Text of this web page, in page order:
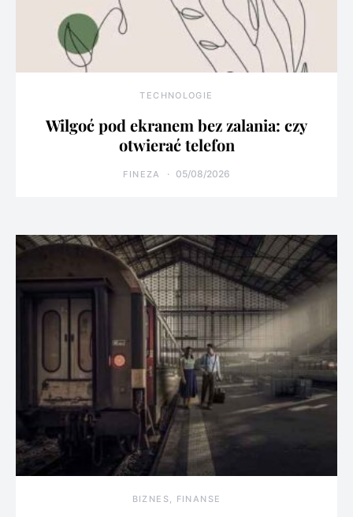
TECHNOLOGIE
Wilgoć pod ekranem bez zalania: czy
otwierać telefon
FINEZA 05/08/2026
BIZNES, FINANSE